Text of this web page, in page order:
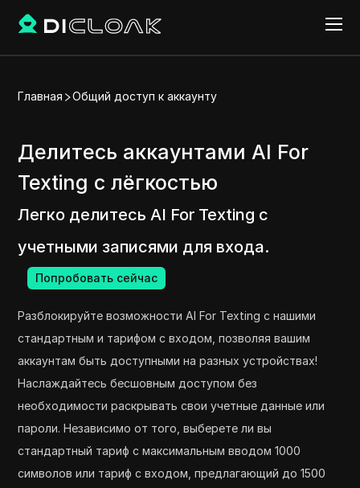
Главная Общий доступ к аккаунту
Делитесь аккаунтами AI For
Texting с лёгкостью
Легко делитесь AI For Texting с
учетными записями для входа.
Попробовать сейчас
Разблокируйте возможности AI For Texting с нашими
стандартным и тарифом с входом, позволяя вашим
аккаунтам быть доступными на разных устройствах!
Наслаждайтесь бесшовным доступом без
необходимости раскрывать свои учетные данные или
пароли. Независимо от того, выберете ли вы
стандартный тариф с максимальным вводом 1000
символов или тариф с входом, предлагающий до 1500